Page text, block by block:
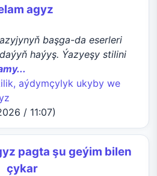
agyz
başga-da eserleri
haýyş. Ýazyeşy stilini
aýdymçylyk ukyby we
/ 11:07)
pagta şu geýim bilen
çykar